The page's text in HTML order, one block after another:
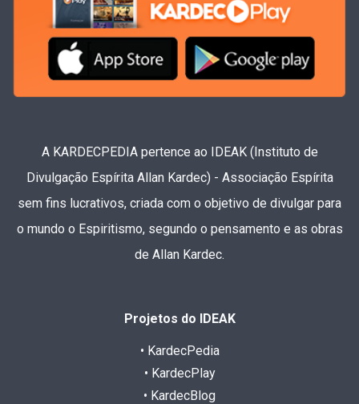
A KARDECPEDIA pertence ao IDEAK (Instituto de
Divulgação Espírita Allan Kardec) - Associação Espírita
sem fins lucrativos, criada com o objetivo de divulgar para
o mundo o Espiritismo, segundo o pensamento e as obras
de Allan Kardec.
Projetos do IDEAK
• KardecPedia
• KardecPlay
• KardecBlog